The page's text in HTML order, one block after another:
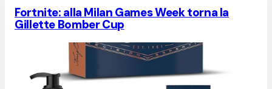
Fortnite: alla Milan Games Week torna la
Gillette Bomber Cup